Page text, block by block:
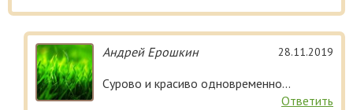
Андрей Ерошкин 28.11.2019
Сурово и красиво одновременно...
Ответить